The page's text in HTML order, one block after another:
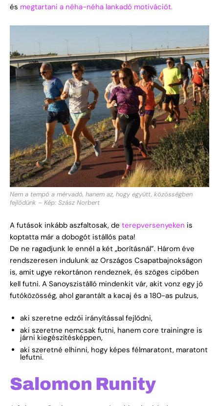
és megtartani a néha-néha lankadó motivációt.
Nem a tempó a mérvadó, hanem az, hogy együtt, közösségben
fejlődünk – Kép: Szász Norbert
A futások inkább aszfaltosak, de terepversenyeken is
koptatta már a dobogót istállós pata!
De ne ragadjunk le ennél a két „borításnál”. Három éve
rendszeresen indulunk az Országos Csapatbajnokságon
is, amit ugye rekortánon rendeznek, és szöges cipőben
kell futni. A Sanoyszistálló mindenkit vár, akit vonz egy jó
futóközösség, ahol garantált a kacaj és a 180-as pulzus,
aki szeretne edzői irányítással fejlődni,
aki szeretne nemcsak futni, hanem core trainingre is
járni kiegészítésképpen,
aki szeretné elhinni, hogy képes félmaratont, maratont
lefutni.
Salomon Runity